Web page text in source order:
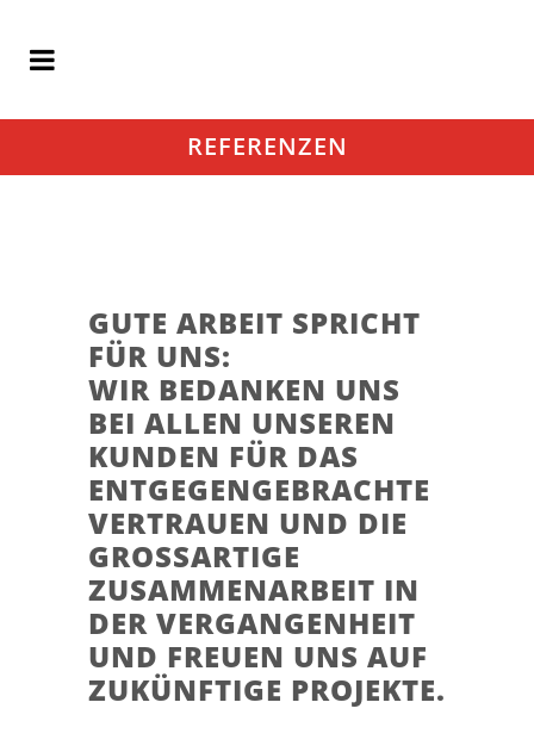
REFERENZEN
GUTE ARBEIT SPRICHT
FÜR UNS:
WIR BEDANKEN UNS
BEI ALLEN UNSEREN
KUNDEN FÜR DAS
ENTGEGENGEBRACHTE
VERTRAUEN UND DIE
GROSSARTIGE Z
USAMMENARBEIT IN D
ER VERGANGENHEIT U
ND FREUEN UNS AUF Z
UKÜNFTIGE PROJEKTE.